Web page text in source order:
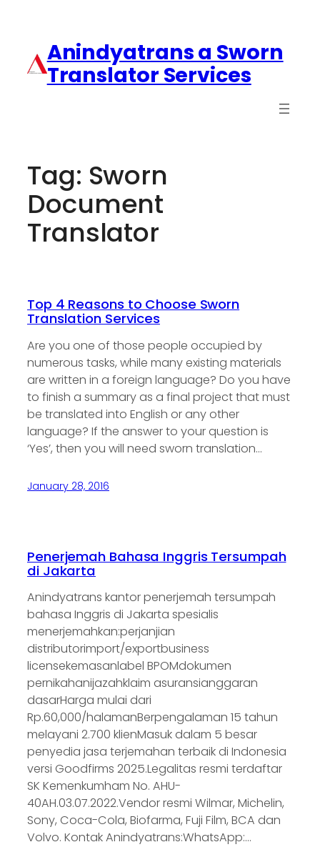
Anindyatrans a Sworn
Translator Services
Tag: Sworn
Document
Translator
Top 4 Reasons to Choose Sworn
Translation Services
Are you one of those people occupied by
numerous tasks, while many existing materials
are written in a foreign language? Do you have
to finish a summary as a final project that must
be translated into English or any other
language? If the answer to your question is
‘Yes’, then you will need sworn translation…
January 28, 2016
Penerjemah Bahasa Inggris Tersumpah
di Jakarta
Anindyatrans kantor penerjemah tersumpah
bahasa Inggris di Jakarta spesialis
menerjemahkan:perjanjian
distributorimport/exportbusiness
licensekemasanlabel BPOMdokumen
pernikahanijazahklaim asuransianggaran
dasarHarga mulai dari
Rp.60,000/halamanBerpengalaman 15 tahun
melayani 2.700 klienMasuk dalam 5 besar
penyedia jasa terjemahan terbaik di Indonesia
versi Goodfirms 2025.Legalitas resmi terdaftar
SK Kemenkumham No. AHU-
40AH.03.07.2022.Vendor resmi Wilmar, Michelin,
Sony, Coca-Cola, Biofarma, Fuji Film, BCA dan
Volvo. Kontak Anindyatrans:WhatsApp:…